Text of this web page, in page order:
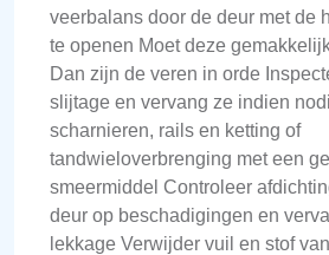
veerbalans door de deur met de
te openen Moet deze
Dan zijn de veren in orde
slijtage en vervang ze indien
scharnieren, rails en ketting of
tandwieloverbrenging met een
smeermiddel Controleer
deur op beschadigingen en
lekkage Verwijder vuil en stof